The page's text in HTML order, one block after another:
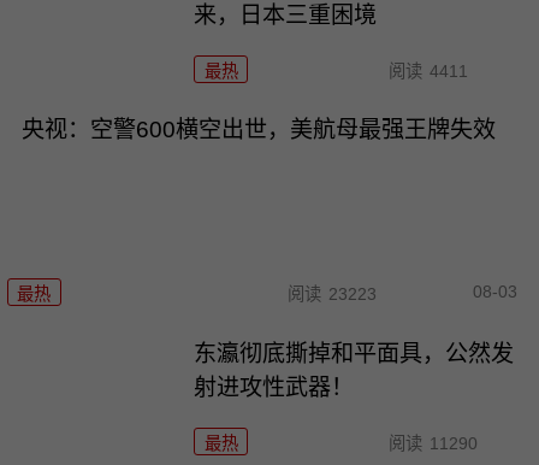
来，日本三重困境
最热 阅读 4411
央视：空警600横空出世，美航母最强王牌失效
最热 阅读 23223 08-03
东瀛彻底撕掉和平面具，公然发
射进攻性武器！
最热 阅读 11290